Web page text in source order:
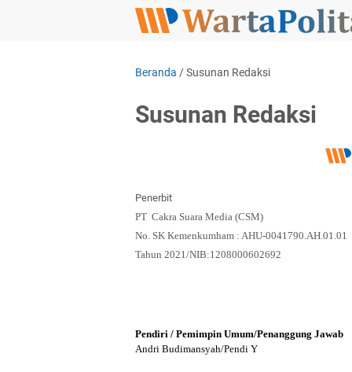
Beranda /Susunan Redaksi
Susunan Redaksi
Penerbit
PT Cakra Suara Media (CSM)
No. SK Kemenkumham : AHU-0041790.AH.01.01
Tahun 2021/NIB:1208000602692
Pendiri / Pemimpin Umum/Penanggung Jawab
Andri Budimansyah/Pendi Y